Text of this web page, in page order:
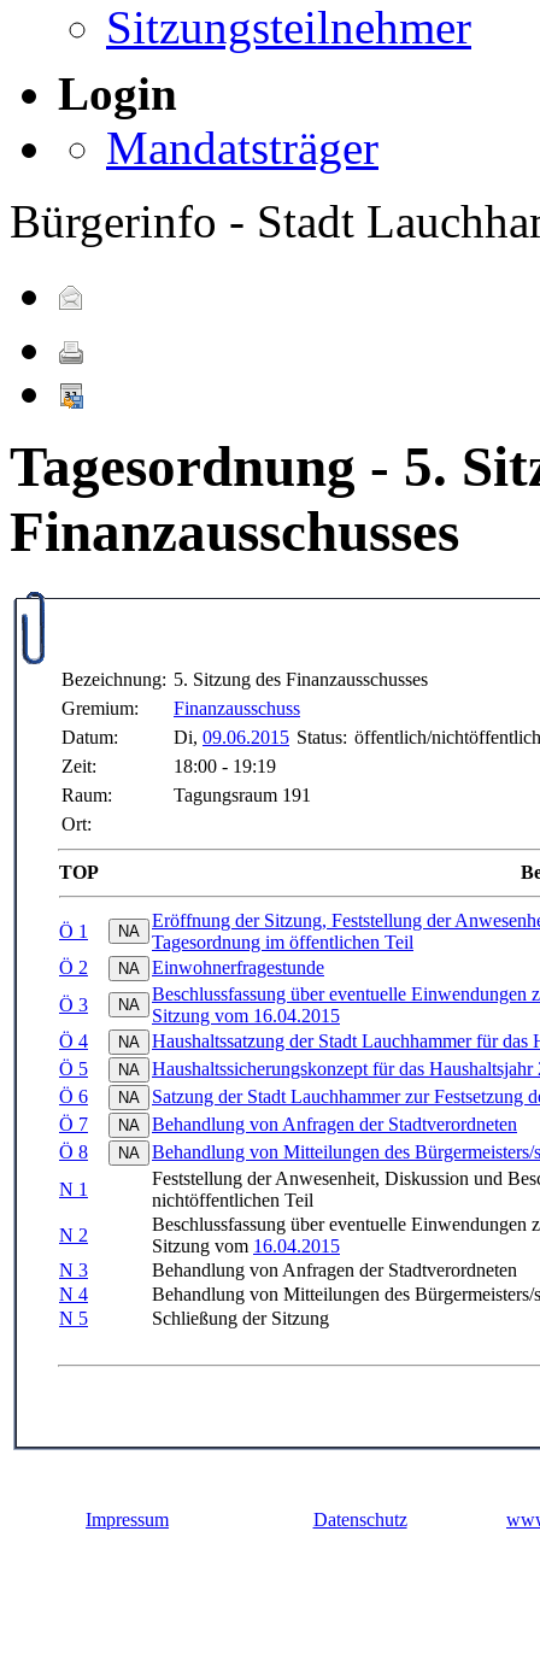
Sitzungsteilnehmer
Login
Mandatsträger
Bürgerinfo - Stadt
Tagesordnung - 5.
Finanzausschusses
Bezeichnung: 5. Sitzung des Finanzausschusses
Gremium:
Finanzausschuss
Datum:
Di, 09.06.2015 Status: öffentlich/nichtöffentlich
Zeit:
18:00 - 19:19
Raum:
Tagungsraum 191
Ort:
TOP
Ö 1
Eröffnung der Sitzung, Feststellung der
Tagesordnung im öffentlichen Teil
Ö 2
Einwohnerfragestunde
Ö 3
Beschlussfassung über eventuelle
Sitzung vom 16.04.2015
Ö 4
Haushaltssatzung der Stadt Lauchhammer für das
Ö 5
Haushaltssicherungskonzept für das
Ö 6
Satzung der Stadt Lauchhammer zur Festsetzung
Ö 7
Behandlung von Anfragen der Stadtverordneten
Ö 8
Behandlung von Mitteilungen des Bürgermeisters/
N 1
Feststellung der Anwesenheit, Diskussion und
nichtöffentlichen Teil
N 2
Beschlussfassung über eventuelle
Sitzung vom 16.04.2015
N 3
Behandlung von Anfragen der Stadtverordneten
N 4
Behandlung von Mitteilungen des Bürgermeisters/
N 5
Schließung der Sitzung
Impressum Datenschutz